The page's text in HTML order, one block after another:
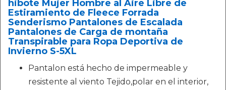
hibote Mujer Hombre al Aire Libre de
Estiramiento de Fleece Forrada
Senderismo Pantalones de Escalada
Pantalones de Carga de montaña
Transpirable para Ropa Deportiva de
Invierno S-5XL
Pantalon está hecho de impermeable y
resistente al viento Tejido,polar en el interior,